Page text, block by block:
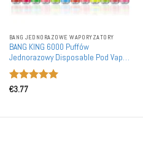
BANG JEDNORAZOWE WAPORYZATORY
BANG KING 6000 Puffów
Jednorazowy Disposable Pod Vape
Hurtownia
Oceniono
€3.77